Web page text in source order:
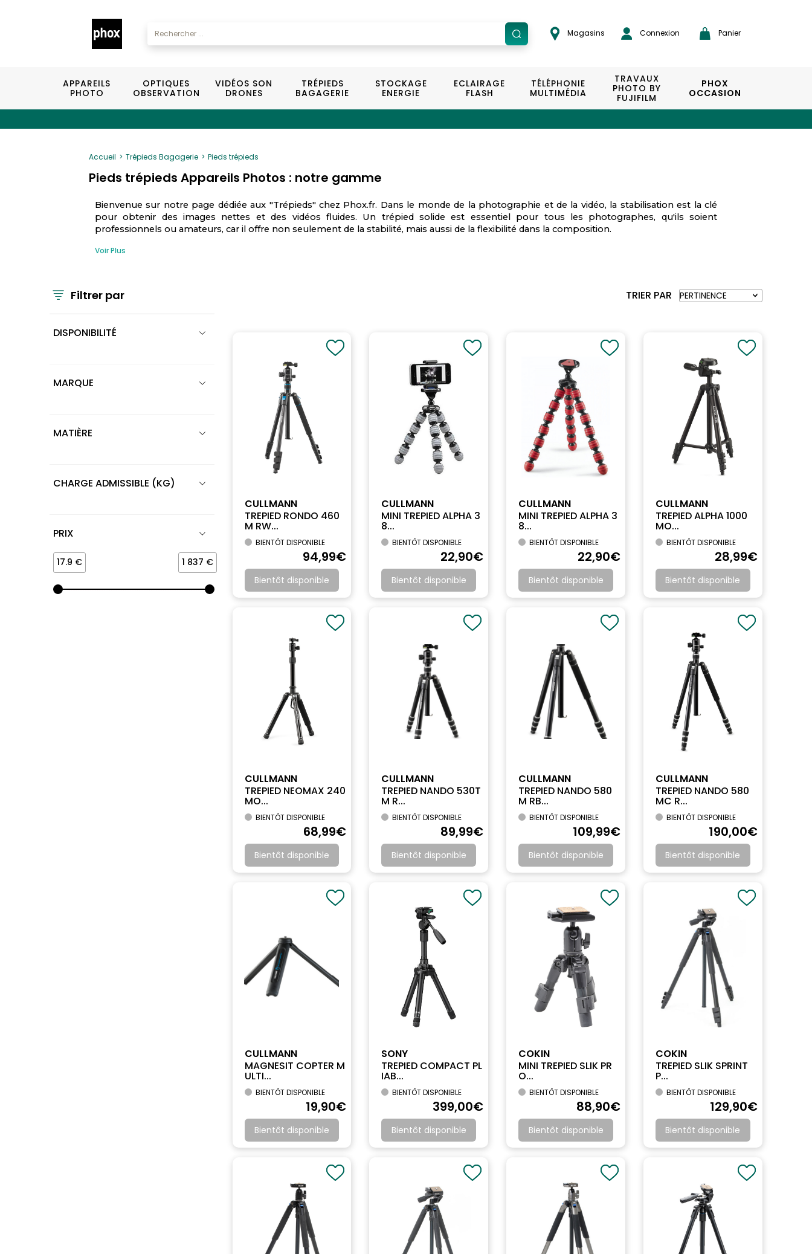
Magasins Connexion Panier
APPAREILS
PHOTO
OPTIQUES
OBSERVATION
VIDÉOS SON
DRONES
TRÉPIEDS
BAGAGERIE
STOCKAGE
ENERGIE
ECLAIRAGE
FLASH
TÉLÉPHONIE
MULTIMÉDIA
TRAVAUX
PHOTO BY
FUJIFILM
PHOX
OCCASION
Accueil Trépieds Bagagerie Pieds trépieds
Pieds trépieds Appareils Photos : notre gamme
Bienvenue sur notre page dédiée aux "Trépieds" chez Phox.fr. Dans le monde de la photographie et de la vidéo, la stabilisation est la clé
pour obtenir des images nettes et des vidéos fluides. Un trépied solide est essentiel pour tous les photographes, qu'ils soient
professionnels ou amateurs, car il offre non seulement de la stabilité, mais aussi de la flexibilité dans la composition.
Voir Plus
Filtrer par
DISPONIBILITÉ
MARQUE
MATIÈRE
CHARGE ADMISSIBLE (KG)
PRIX
17.9 € 1 837 €
TRIER PAR
CULLMANN
TREPIED RONDO 460
M RW...
BIENTÔT DISPONIBLE
94,99€
Bientôt disponible
CULLMANN
MINI TREPIED ALPHA 3
8...
BIENTÔT DISPONIBLE
22,90€
Bientôt disponible
CULLMANN
MINI TREPIED ALPHA 3
8...
BIENTÔT DISPONIBLE
22,90€
Bientôt disponible
CULLMANN
TREPIED ALPHA 1000
MO...
BIENTÔT DISPONIBLE
28,99€
Bientôt disponible
CULLMANN
TREPIED NEOMAX 240
MO...
BIENTÔT DISPONIBLE
68,99€
Bientôt disponible
CULLMANN
TREPIED NANDO 530T
M R...
BIENTÔT DISPONIBLE
89,99€
Bientôt disponible
CULLMANN
TREPIED NANDO 580
M RB...
BIENTÔT DISPONIBLE
109,99€
Bientôt disponible
CULLMANN
TREPIED NANDO 580
MC R...
BIENTÔT DISPONIBLE
190,00€
Bientôt disponible
CULLMANN
MAGNESIT COPTER M
ULTI...
BIENTÔT DISPONIBLE
19,90€
Bientôt disponible
SONY
TREPIED COMPACT PL
IAB...
BIENTÔT DISPONIBLE
399,00€
Bientôt disponible
COKIN
MINI TREPIED SLIK PR
O...
BIENTÔT DISPONIBLE
88,90€
Bientôt disponible
COKIN
TREPIED SLIK SPRINT
P...
BIENTÔT DISPONIBLE
129,90€
Bientôt disponible